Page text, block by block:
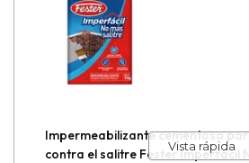
Vista rápida
Impermeabilizante cementoso
contra el salitre Fester Imperfácil